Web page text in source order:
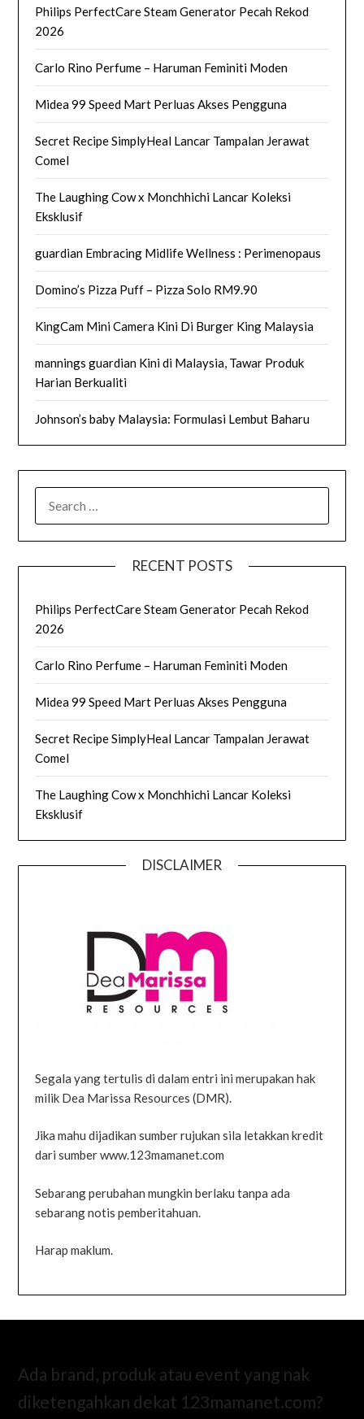
Philips PerfectCare Steam Generator Pecah Rekod
2026
Carlo Rino Perfume – Haruman Feminiti Moden
Midea 99 Speed Mart Perluas Akses Pengguna
Secret Recipe SimplyHeal Lancar Tampalan Jerawat
Comel
The Laughing Cow x Monchhichi Lancar Koleksi
Eksklusif
guardian Embracing Midlife Wellness : Perimenopaus
Domino’s Pizza Puff – Pizza Solo RM9.90
KingCam Mini Camera Kini Di Burger King Malaysia
mannings guardian Kini di Malaysia, Tawar Produk
Harian Berkualiti
Johnson’s baby Malaysia: Formulasi Lembut Baharu
FOR:
RECENT POSTS
Philips PerfectCare Steam Generator Pecah Rekod
2026
Carlo Rino Perfume – Haruman Feminiti Moden
Midea 99 Speed Mart Perluas Akses Pengguna
Secret Recipe SimplyHeal Lancar Tampalan Jerawat
Comel
The Laughing Cow x Monchhichi Lancar Koleksi
Eksklusif
DISCLAIMER
Segala yang tertulis di dalam entri ini merupakan hak
milik Dea Marissa Resources (DMR).
Jika mahu dijadikan sumber rujukan sila letakkan kredit
dari sumber www.123mamanet.com
Sebarang perubahan mungkin berlaku tanpa ada
sebarang notis pemberitahuan.
Harap maklum.
Ada brand, produk atau event yang nak
diketengahkan dekat 123mamanet.com?